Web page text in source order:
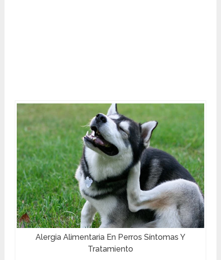
Alergia Alimentaria En Perros Síntomas Y
Tratamiento